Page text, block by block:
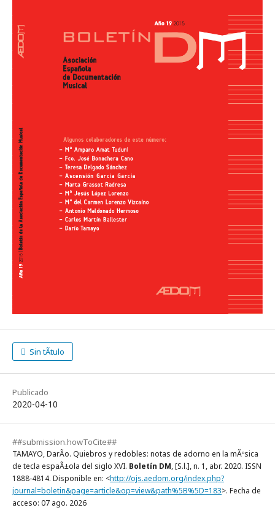
Sin tÃ­tulo
Publicado
2020-04-10
##submission.howToCite##
TAMAYO, DarÃ­o. Quiebros y redobles: notas de adorno en la mÃºsica
de tecla espaÃ±ola del siglo XVI. Boletín DM, [S.l.], n. 1, abr. 2020. ISSN
1888-4814. Disponible en: <http://ojs.aedom.org/index.php?
journal=boletin&page=article&op=view&path%5B%5D=183>. Fecha de
acceso: 07 ago. 2026